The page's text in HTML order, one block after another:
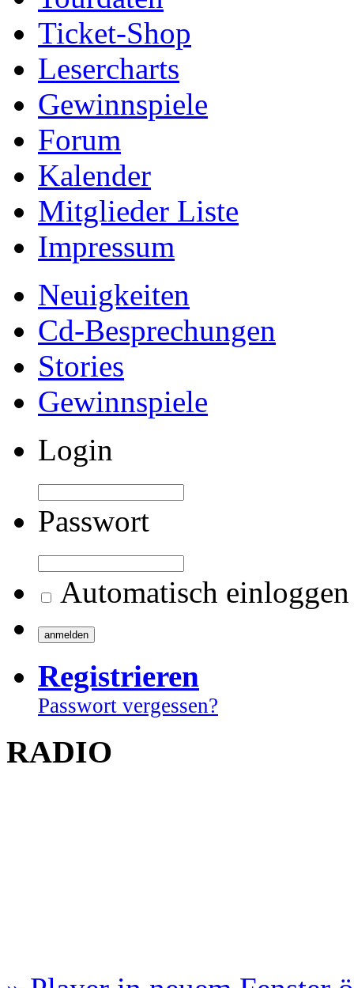
Ticket-Shop
Lesercharts
Gewinnspiele
Forum
Kalender
Mitglieder Liste
Impressum
Neuigkeiten
Cd-Besprechungen
Stories
Gewinnspiele
Login
Passwort
Automatisch einloggen
Registrieren
Passwort vergessen?
RADIO